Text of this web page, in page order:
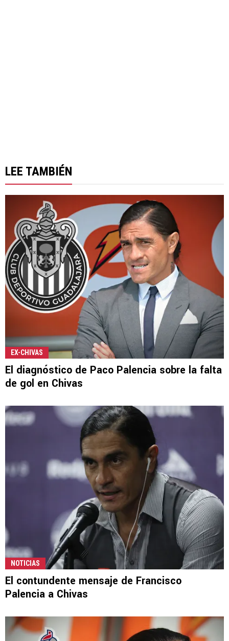
LEE TAMBIÉN
EX-CHIVAS
El diagnóstico de Paco Palencia sobre la falta
de gol en Chivas
NOTICIAS
El contundente mensaje de Francisco
Palencia a Chivas